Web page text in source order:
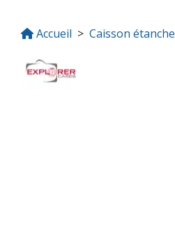
Accueil Caisson étanche